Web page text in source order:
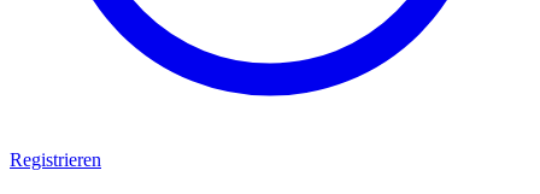
Registrieren